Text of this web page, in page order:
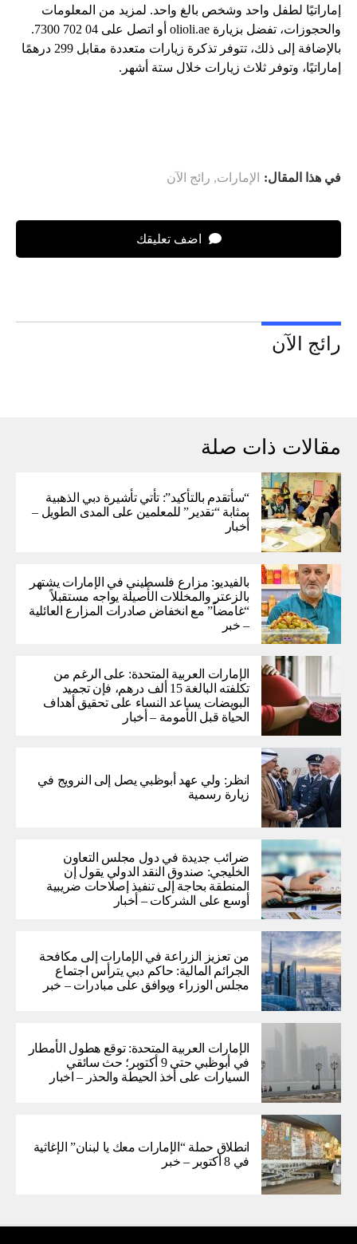
إماراتيًا لطفل واحد وشخص بالغ واحد. لمزيد من المعلومات
والحجوزات، تفضل بزيارة olioli.ae أو اتصل على 04 702 7300.
بالإضافة إلى ذلك، تتوفر تذكرة زيارات متعددة مقابل 299 درهمًا
إماراتيًا، وتوفر ثلاث زيارات خلال ستة أشهر.
في هذا المقال: الإمارات, رائج الآن
اضف تعليقك
رائج الآن
مقالات ذات صلة
“سأتقدم بالتأكيد”: تأتي تأشيرة دبي الذهبية
بمثابة “تقدير” للمعلمين على المدى الطويل –
أخبار
بالفيديو: مزارع فلسطيني في الإمارات يشتهر
بالزعتر والمخللات الأصيلة يواجه مستقبلاً
“غامضاً” ​​مع انخفاض صادرات المزارع العائلية
– خبر
الإمارات العربية المتحدة: على الرغم من
تكلفته البالغة 15 ألف درهم، فإن تجميد
البويضات يساعد النساء على تحقيق أهداف
الحياة قبل الأمومة – أخبار
انظر: ولي عهد أبوظبي يصل إلى النرويج في
زيارة رسمية
ضرائب جديدة في دول مجلس التعاون
الخليجي: صندوق النقد الدولي يقول إن
المنطقة بحاجة إلى تنفيذ إصلاحات ضريبية
أوسع على الشركات – أخبار
من تعزيز الزراعة في الإمارات إلى مكافحة
الجرائم المالية: حاكم دبي يترأس اجتماع
مجلس الوزراء ويوافق على مبادرات – خبر
الإمارات العربية المتحدة: توقع هطول الأمطار
في أبوظبي حتى 9 أكتوبر؛ حث سائقي
السيارات على أخذ الحيطة والحذر – اخبار
انطلاق حملة “الإمارات معك يا لبنان” الإغاثية
في 8 أكتوبر – خبر